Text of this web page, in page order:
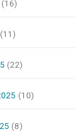
(16)
(11)
(22)
(10)
(8)